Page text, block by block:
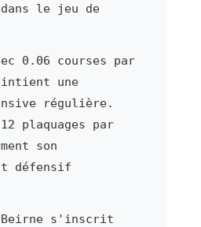
le jeu de
0.06 courses par
une
régulière.
plaquages par
son
défensif
Beirne s'inscrit